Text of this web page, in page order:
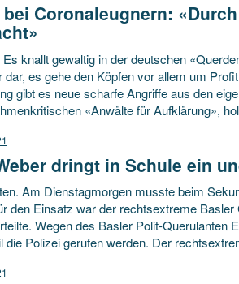
Coronaleugnern:
knallt gewaltig in der deutschen
dar, es gehe den Köpfen vor allem um
gibt es neue scharfe Angriffe aus den
«Anwälte für Aufklärung»,
dringt in Schule ein
Am Dienstagmorgen musste beim
den Einsatz war der rechtsextreme
Wegen des Basler Polit-Querulanten
die Polizei gerufen werden. Der